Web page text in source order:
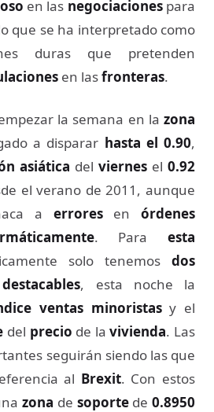
en las negociaciones para
que se ha interpretado como
duras que pretenden
en lasfronteras.
la semana en la zona
a disparar hasta el 0.90,
asiática del viernes el 0.92
el verano de 2011, aunque
a erroresenórdenes
. Paraesta
solo tenemos dos
, esta noche la
ventas minoristasy el
del precio de lavivienda. Las
seguirán siendo las que
al Brexit. Con estos
zona de soportede0.8950